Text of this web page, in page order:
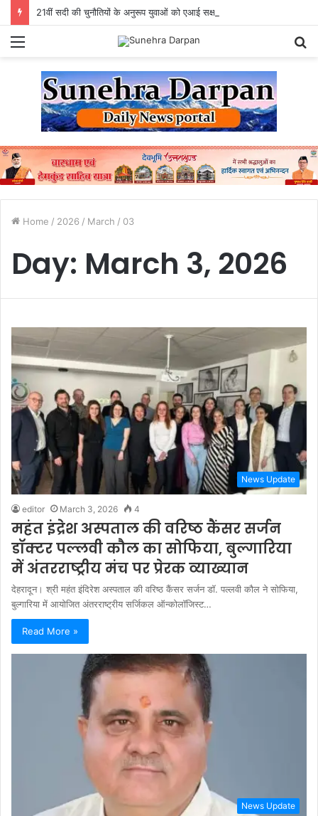
Menu
Home / 2026 / March / 03
Day: March 3, 2026
News Update
editor March 3, 2026 4
महंत इंद्रेश अस्पताल की वरिष्ठ कैंसर सर्जन
डॉक्टर पल्लवी कौल का सोफिया, बुल्गारिया
में अंतरराष्ट्रीय मंच पर प्रेरक व्याख्यान
देहरादून। श्री महंत इंदिरेश अस्पताल की वरिष्ठ कैंसर सर्जन डॉ. पल्लवी कौल ने सोफिया,
बुल्गारिया में आयोजित अंतरराष्ट्रीय सर्जिकल ऑन्कोलॉजिस्ट…
Read More »
News Update